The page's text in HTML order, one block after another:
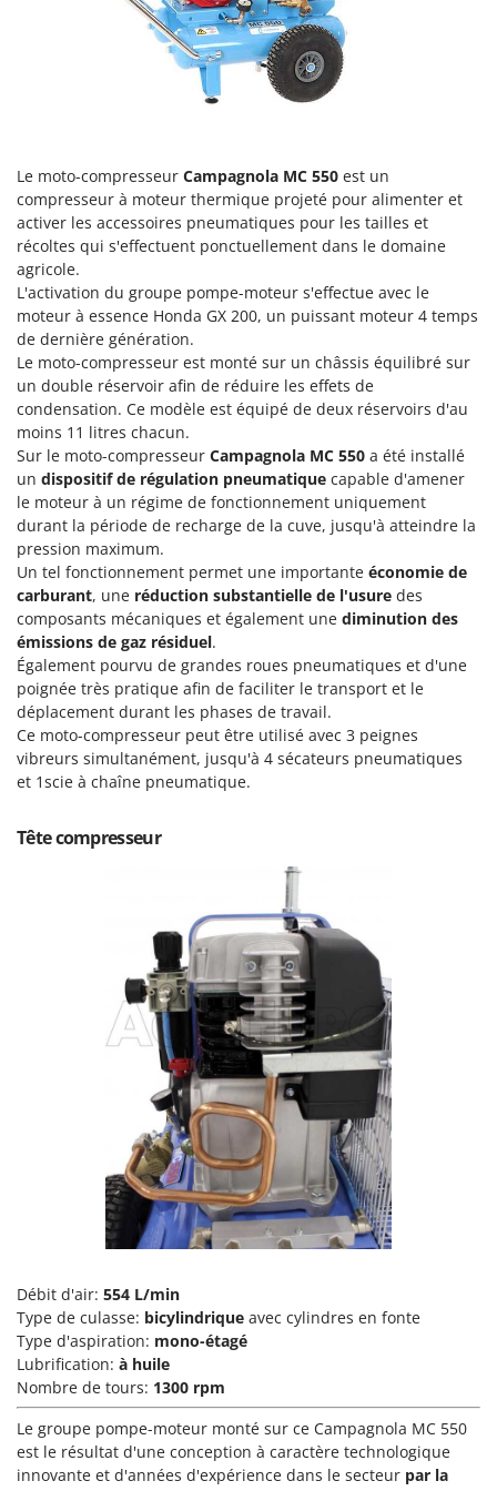
Groupes électrogènes
Gyrobroyeurs à lame pour tracteur
Haches - Cognées et Hachettes
Herses à Dents
Herses Rotatives
L
Lames à neige
Lames niveleuses pour tracteur
Lave-vitres
Lieuses électriques pour vignes
M
Machines à pâtes
Machines pour la transformation des fruits
Machines sous vide
Motobineuses
Motoculteurs
Motofaucheuses
Motopompes pour irrigation
Moulins à céréales électriques
Moulins à farine
N
Nettoyeurs haute pression
Nettoyeurs tapis, moquettes et tapisseries
Peignes vibreurs et Secoueurs à olives
Pelles rétros pour tracteur
Perches Élagueuses
Pétrins à Spirale
Planteuses de pommes de terre pour tracteur
Plateaux de coupe pour tracteur
Plumeuses
Pompes d'irrigation à tracteur
Pompes de transfert
Postes à souder
Poussoirs à saucisse
Presses à pellets
Pressoirs à fruits
Pressoirs à Raisin
Elegen
Energy Gruppi
Enotecnica Pillan
Eschenfelder
EuroMech
Eurosystems
F
FAC
Fama Industrie
Famag
Famur
FARMER
FBC
Ferrari Group
Ferroni
Ferrua
FIAC
FIEM
Fimar
Fiorentini
Fontana Forni
Forest Master
Francini
GeoTech
GeoTech Pro
Gierre
Gipeco
Girmi
GRAEF
Gre
GreenBay
Greenworks
Le moto-compresseur Campagnola MC 550 est un
compresseur à moteur thermique projeté pour alimenter et
activer les accessoires pneumatiques pour les tailles et
récoltes qui s'effectuent ponctuellement dans le domaine
agricole.
L'activation du groupe pompe-moteur s'effectue avec le
moteur à essence Honda GX 200, un puissant moteur 4 temps
de dernière génération.
Le moto-compresseur est monté sur un châssis équilibré sur
un double réservoir afin de réduire les effets de
condensation. Ce modèle est équipé de deux réservoirs d'au
moins 11 litres chacun.
Sur le moto-compresseur Campagnola MC 550 a été installé
un dispositif de régulation pneumatique capable d'amener
le moteur à un régime de fonctionnement uniquement
durant la période de recharge de la cuve, jusqu'à atteindre la
pression maximum.
Un tel fonctionnement permet une importante économie de
carburant, une réduction substantielle de l'usure des
composants mécaniques et également une diminution des
émissions de gaz résiduel.
Également pourvu de grandes roues pneumatiques et d'une
poignée très pratique afin de faciliter le transport et le
déplacement durant les phases de travail.
Ce moto-compresseur peut être utilisé avec 3 peignes
vibreurs simultanément, jusqu'à 4 sécateurs pneumatiques
et 1scie à chaîne pneumatique.
Tête compresseur
Débit d'air: 554 L/min
Type de culasse: bicylindrique avec cylindres en fonte
Type d'aspiration: mono-étagé
Lubrification: à huile
Nombre de tours: 1300 rpm
Le groupe pompe-moteur monté sur ce Campagnola MC 550
est le résultat d'une conception à caractère technologique
innovante et d'années d'expérience dans le secteur par la